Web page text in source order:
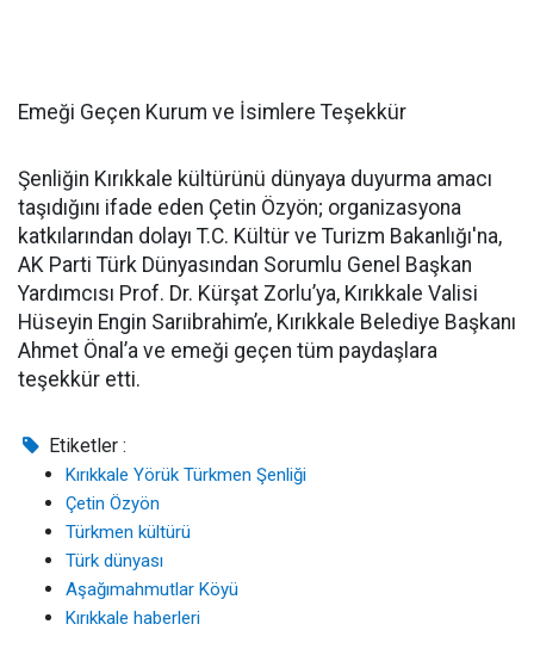
Emeği Geçen Kurum ve İsimlere Teşekkür
Şenliğin Kırıkkale kültürünü dünyaya duyurma amacı
taşıdığını ifade eden Çetin Özyön; organizasyona
katkılarından dolayı T.C. Kültür ve Turizm Bakanlığı'na,
AK Parti Türk Dünyasından Sorumlu Genel Başkan
Yardımcısı Prof. Dr. Kürşat Zorlu’ya, Kırıkkale Valisi
Hüseyin Engin Sarıibrahim’e, Kırıkkale Belediye Başkanı
Ahmet Önal’a ve emeği geçen tüm paydaşlara
teşekkür etti.
Etiketler :
Kırıkkale Yörük Türkmen Şenliği
Çetin Özyön
Türkmen kültürü
Türk dünyası
Aşağımahmutlar Köyü
Kırıkkale haberleri